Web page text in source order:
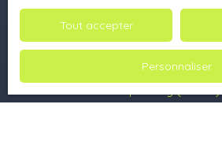
Vente maison Saint-Léonard-de-
Location appartement Saint-
Location appartement Bénévent-
Tout accepter
Personnaliser